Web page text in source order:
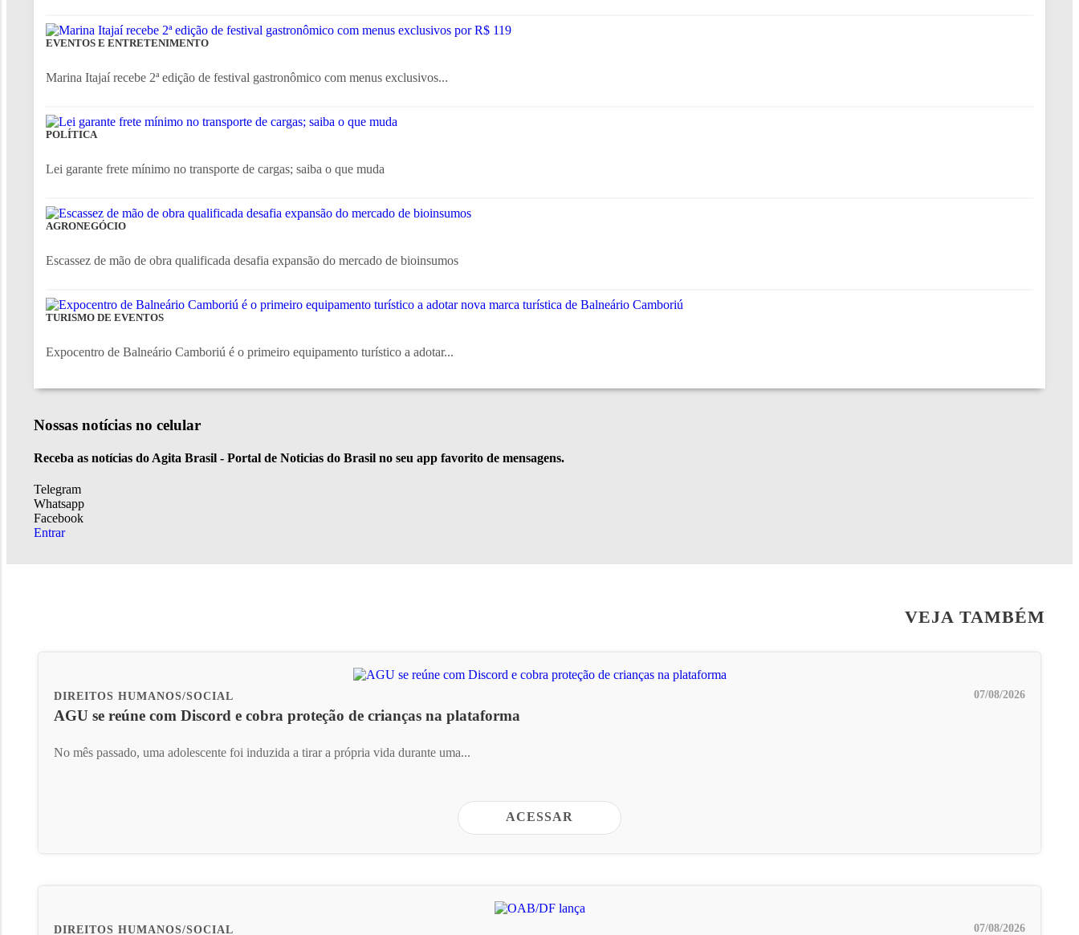
EVENTOS E ENTRETENIMENTO
Marina Itajaí recebe 2ª edição de festival gastronômico com menus exclusivos...
POLÍTICA
Lei garante frete mínimo no transporte de cargas; saiba o que muda
AGRONEGÓCIO
Escassez de mão de obra qualificada desafia expansão do mercado de bioinsumos
TURISMO DE EVENTOS
Expocentro de Balneário Camboriú é o primeiro equipamento turístico a adotar...
Nossas notícias no celular
Receba as notícias do Agita Brasil - Portal de Noticias do Brasil no seu app favorito de mensagens.
Telegram
Whatsapp
Facebook
Entrar
VEJA TAMBÉM
DIREITOS HUMANOS/SOCIAL 07/08/2026
AGU se reúne com Discord e cobra proteção de crianças na plataforma
No mês passado, uma adolescente foi induzida a tirar a própria vida durante uma...
ACESSAR
DIREITOS HUMANOS/SOCIAL 07/08/2026